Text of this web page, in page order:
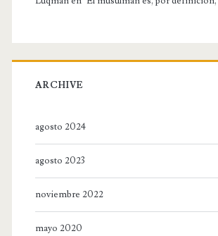
ARCHIVE
agosto 2024
agosto 2023
noviembre 2022
mayo 2020